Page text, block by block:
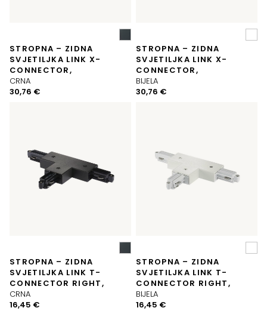
STROPNA – ZIDNA
SVJETILJKA LINK X-
CONNECTOR,
CRNA
30,76 €
STROPNA – ZIDNA
SVJETILJKA LINK X-
CONNECTOR,
BIJELA
30,76 €
STROPNA – ZIDNA
SVJETILJKA LINK T-
CONNECTOR RIGHT,
CRNA
16,45 €
STROPNA – ZIDNA
SVJETILJKA LINK T-
CONNECTOR RIGHT,
BIJELA
16,45 €